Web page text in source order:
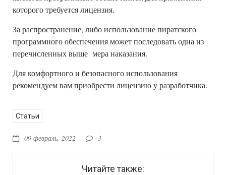
которого требуется лицензия.
За распространение, либо использование пиратского
программного обеспечения может последовать одна из
перечисленных выше мера наказания.
Для комфортного и безопасного использования
рекомендуем вам приобрести лицензию у разработчика.
Статьи
09 февраль, 2022 3
Читайте также: